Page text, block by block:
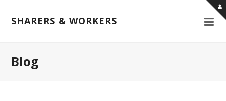
SHARERS & WORKERS
Blog